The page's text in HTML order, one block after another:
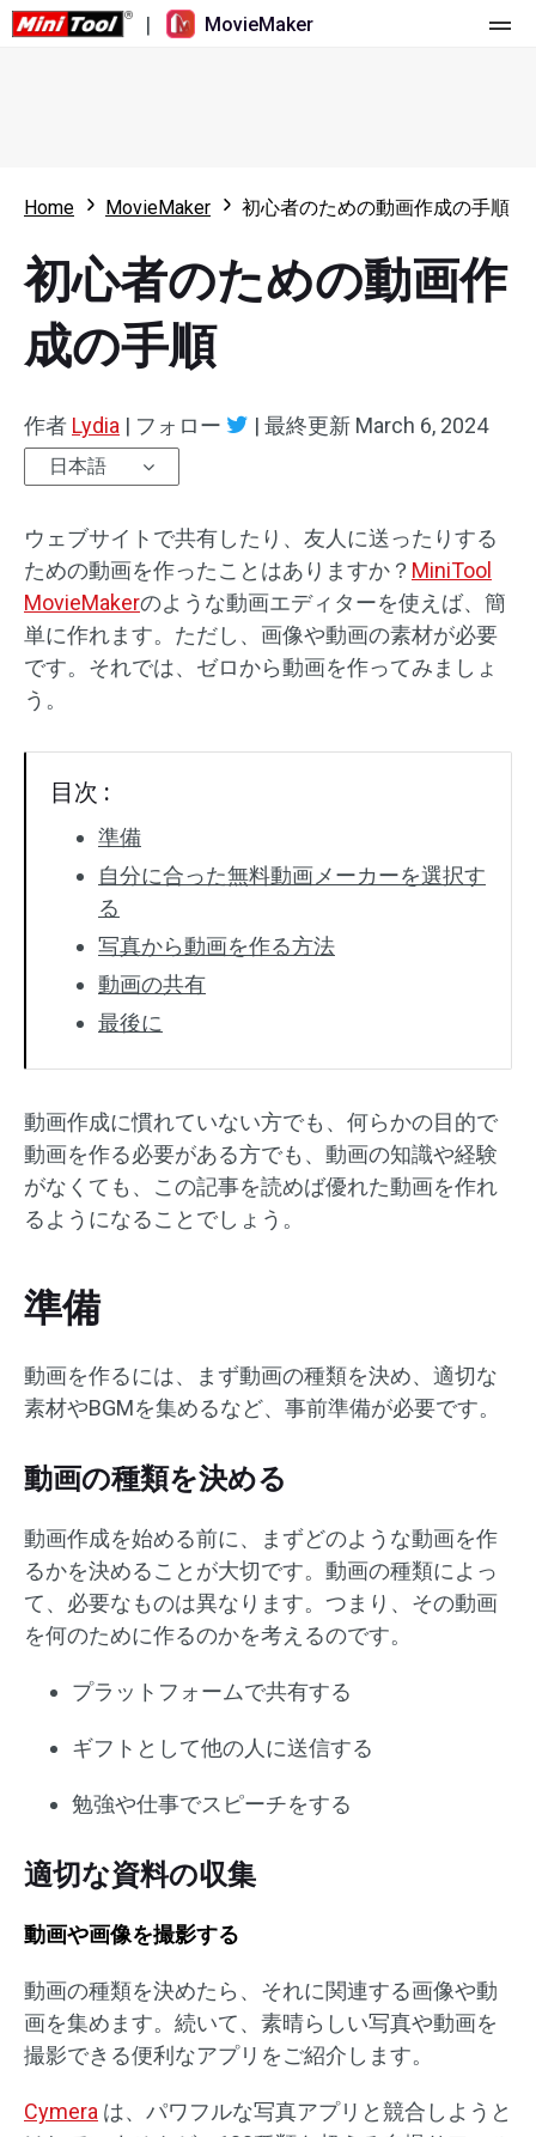
| MovieMaker
概要
マルチトラック動画編集
アスペクト比
速度変更/リバース
トリミング/スプリット/クロップ
オーディオエフェクト
テキスト/エレメント
動画色調整
回転/反転
バッチ処理
透かしなし
ユーザーマニュアル
ビデオ編集のヒント
動画ツール
画面録画ツール
動画変換ツール
オンライン動画ダウンロード ツール
Home MovieMaker 初心者のための動画作成の手順
初心者のための動画作
成の手順
作者 Lydia | フォロー | 最終更新 March 6, 2024
日本語
ウェブサイトで共有したり、友人に送ったりする
ための動画を作ったことはありますか？ MiniTool
MovieMakerのような動画エディターを使えば、簡
単に作れます。ただし、画像や動画の素材が必要
です。それでは、ゼロから動画を作ってみましょ
う。
目次 :
準備
自分に合った無料動画メーカーを選択す
る
写真から動画を作る方法
動画の共有
最後に
動画作成に慣れていない方でも、何らかの目的で
動画を作る必要がある方でも、動画の知識や経験
がなくても、この記事を読めば優れた動画を作れ
るようになることでしょう。
準備
動画を作るには、まず動画の種類を決め、適切な
素材やBGMを集めるなど、事前準備が必要です。
動画の種類を決める
動画作成を始める前に、まずどのような動画を作
るかを決めることが大切です。動画の種類によっ
て、必要なものは異なります。つまり、その動画
を何のために作るのかを考えるのです。
プラットフォームで共有する
ギフトとして他の人に送信する
勉強や仕事でスピーチをする
適切な資料の収集
動画や画像を撮影する
動画の種類を決めたら、それに関連する画像や動
画を集めます。続いて、素晴らしい写真や動画を
撮影できる便利なアプリをご紹介します。
Cymera は、パワフルな写真アプリと競合しようと